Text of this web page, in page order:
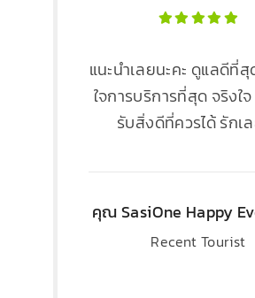
แนะนำเลยนะคะ ดูแลดีที่
ใจการบริการที่สุด จริงใจ
รับสิ่งดีที่ควรได้ รักเ
คุณ SasiOne Happy
Recent Tourist